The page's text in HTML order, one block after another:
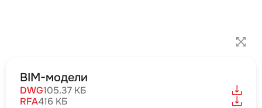
BIM-модели
DWG105.37 КБ
RFA416 КБ